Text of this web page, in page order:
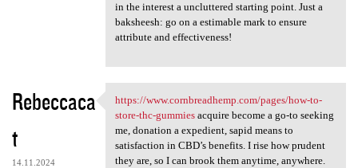
in the interest a uncluttered starting point. Just a
baksheesh: go on a estimable mark to ensure
attribute and effectiveness!
Rebeccaca
t
14.11.2024
https://www.cornbreadhemp.com
https://www.cornbreadhemp.com/pages/how-to-
store-thc-gummiesacquire become a go-to seeking
me, donation a expedient, sapid means to
satisfaction in CBD’s benefits. I rise how prudent
they are, so I can brook them anytime, anywhere.